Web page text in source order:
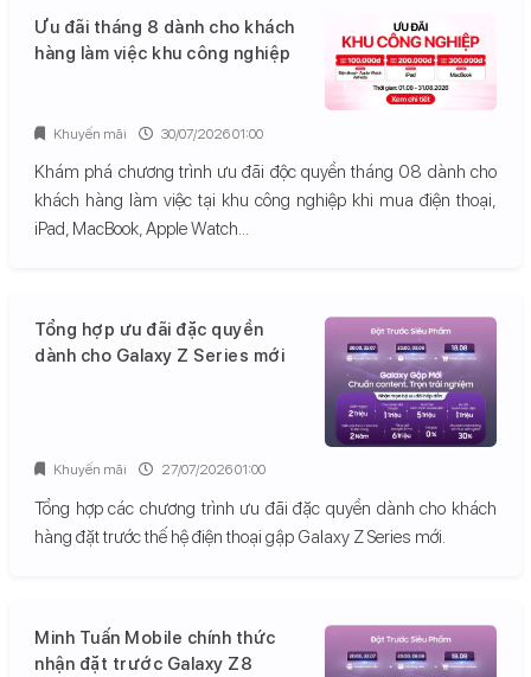
Ưu đãi tháng 8 dành cho khách
hàng làm việc khu công nghiệp
Khám phá chương trình ưu đãi độc quyền tháng 08 dành cho
khách hàng làm việc tại khu công nghiệp khi mua điện thoại,
iPad, MacBook, Apple Watch...
Khuyến mãi 30/07/2026 01:00
Tổng hợp ưu đãi đặc quyền
dành cho Galaxy Z Series mới
Tổng hợp các chương trình ưu đãi đặc quyền dành cho khách
hàng đặt trước thế hệ điện thoại gập Galaxy Z Series mới.
Khuyến mãi 27/07/2026 01:00
Minh Tuấn Mobile chính thức
nhận đặt trước Galaxy Z8